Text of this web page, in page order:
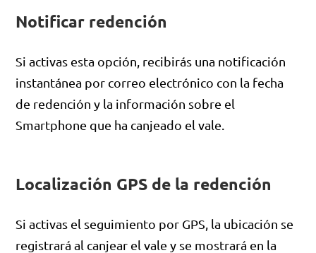
Notificar redención
Si activas esta opción, recibirás una notificación
instantánea por correo electrónico con la fecha
de redención y la información sobre el
Smartphone que ha canjeado el vale.
Localización GPS de la redención
Si activas el seguimiento por GPS, la ubicación se
registrará al canjear el vale y se mostrará en la